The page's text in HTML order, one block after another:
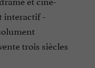
interactif -
trois siècles